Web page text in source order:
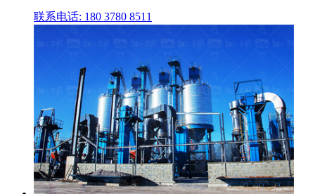
联系电话: 180 3780 8511